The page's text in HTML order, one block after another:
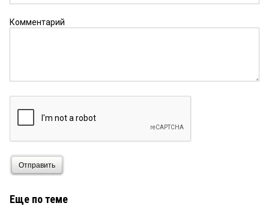
Комментарий
Отправить
Еще по теме